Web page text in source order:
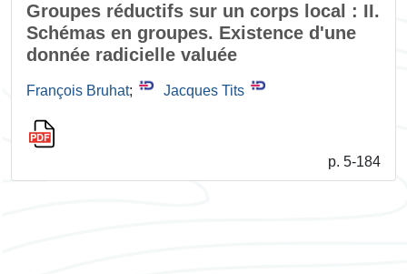
Groupes réductifs sur un corps local : II.
Schémas en groupes. Existence d'une
donnée radicielle valuée
François Bruhat; Jacques Tits
p. 5-184